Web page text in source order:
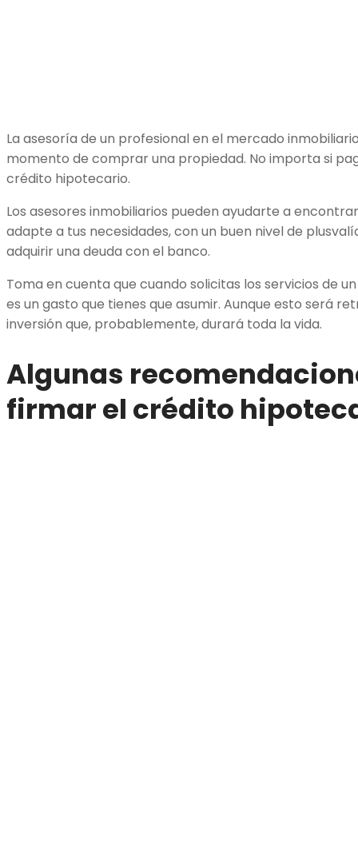
La asesoría de un profesional en el mercado
momento de comprar una propiedad. No importa si
crédito hipotecario.
Los asesores inmobiliarios pueden ayudarte a
adapte a tus necesidades, con un buen nivel de
adquirir una deuda con el banco.
Toma en cuenta que cuando solicitas los servicios de
es un gasto que tienes que asumir. Aunque esto será
inversión que, probablemente, durará toda la vida.
Algunas
firmar el crédito